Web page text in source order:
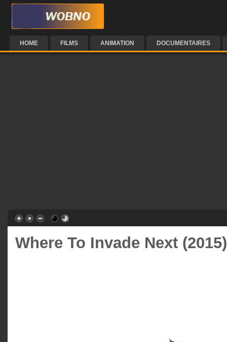
HOME FILMS ANIMATION DOCUMENTAIRES
Where To Invade Next (2015)